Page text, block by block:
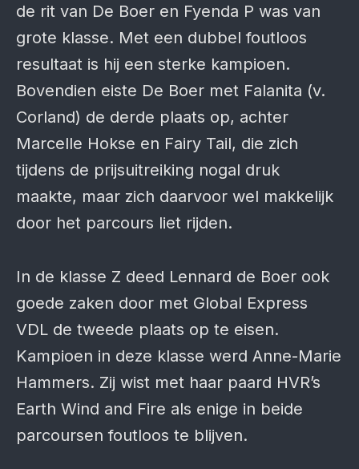
de rit van De Boer en Fyenda P was van
grote klasse. Met een dubbel foutloos
resultaat is hij een sterke kampioen.
Bovendien eiste De Boer met Falanita (v.
Corland) de derde plaats op, achter
Marcelle Hokse en Fairy Tail, die zich
tijdens de prijsuitreiking nogal druk
maakte, maar zich daarvoor wel makkelijk
door het parcours liet rijden.
In de klasse Z deed Lennard de Boer ook
goede zaken door met Global Express
VDL de tweede plaats op te eisen.
Kampioen in deze klasse werd Anne-Marie
Hammers. Zij wist met haar paard HVR’s
Earth Wind and Fire als enige in beide
parcoursen foutloos te blijven.